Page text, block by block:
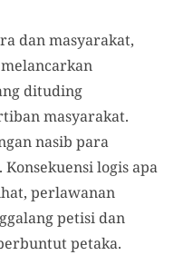
dan masyarakat,
dituding
masyarakat.
nasib para
logis apa
perlawanan
petisi dan
petaka.